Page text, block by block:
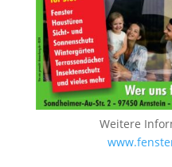
Weitere